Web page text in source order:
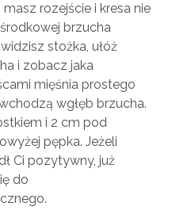
rozejście i kresa nie
brzucha
stożka, ułóż
i zobacz jaka
mięśnia prostego
wgłęb brzucha.
i 2 cm pod
pępka. Jeżeli
Ci pozytywny, już
do